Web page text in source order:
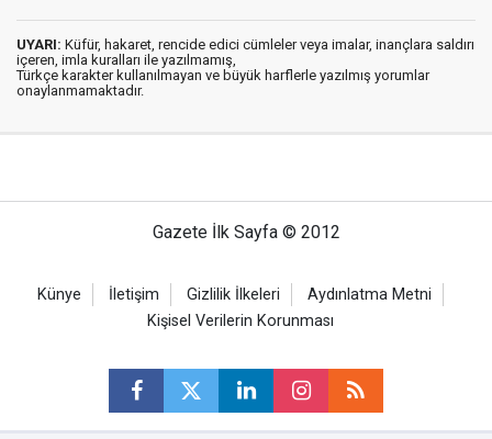
UYARI: Küfür, hakaret, rencide edici cümleler veya imalar, inançlara saldırı
içeren, imla kuralları ile yazılmamış,
Türkçe karakter kullanılmayan ve büyük harflerle yazılmış yorumlar
onaylanmamaktadır.
Gazete İlk Sayfa © 2012
Künye İletişim Gizlilik İlkeleri
Aydınlatma Metni
Kişisel Verilerin Korunması